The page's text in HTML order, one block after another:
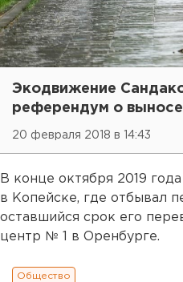
Экодвижение
референдум о
20 февраля 2018 в 14:43
В конце октября 2019
в Копейске, где отбывал
оставшийся срок его
центр № 1 в Оренбурге.
Общество